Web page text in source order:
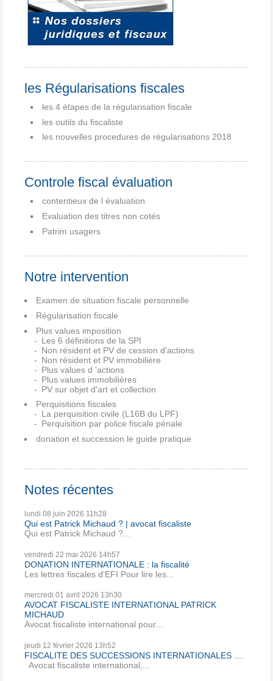
les Régularisations fiscales
les 4 étapes de la régularisation fiscale
les outils du fiscaliste
les nouvelles procedures de régularisations 2018
Controle fiscal évaluation
contentieux de l évaluation
Evaluation des titres non cotés
Patrim usagers
Notre intervention
Examen de situation fiscale personnelle
Régularisation fiscale
Plus values imposition
Les 6 définitions de la SPI
Non résident et PV de cession d'actions
Non résident et PV immobilière
Plus values d 'actions
Plus values immobilières
PV sur objet d'art et collection
Perquisitions fiscales
La perquisition civile (L16B du LPF)
Perquisition par police fiscale pénale
donation et succession le guide pratique
Notes récentes
lundi 08 juin 2026 11h28
Qui est Patrick Michaud ? | avocat fiscaliste
Qui est Patrick Michaud ?...
vendredi 22 mai 2026 14h57
DONATION INTERNATIONALE : la fiscalité
Les lettres fiscales d'EFI Pour lire les...
mercredi 01 avril 2026 13h30
AVOCAT FISCALISTE INTERNATIONAL PATRICK
MICHAUD
Avocat fiscaliste international pour...
jeudi 12 février 2026 13h52
FISCALITE DES SUCCESSIONS INTERNATIONALES ....
Avocat fiscaliste international,...